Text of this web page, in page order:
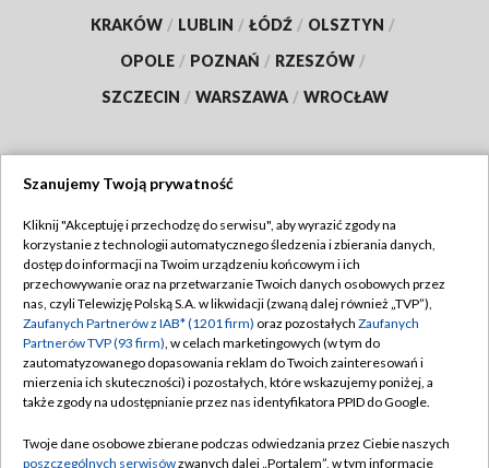
KRAKÓW / LUBLIN / ŁÓDŹ / OLSZTYN /
OPOLE / POZNAŃ / RZESZÓW /
SZCZECIN / WARSZAWA / WROCŁAW
TVP
Abonament TVP
Emisja w TVP
Centrum informacji TVP
Naziemna Telewizja Cyfrowa
Rada Programowa
Regulamin TVP
Polityka prywatności
Moje zgody
Pomoc
Szanujemy Twoją prywatność
Kliknij "Akceptuję i przechodzę do serwisu", aby wyrazić zgody na
korzystanie z technologii automatycznego śledzenia i zbierania danych,
dostęp do informacji na Twoim urządzeniu końcowym i ich
przechowywanie oraz na przetwarzanie Twoich danych osobowych przez
nas, czyli Telewizję Polską S.A. w likwidacji (zwaną dalej również „TVP”),
Zaufanych Partnerów z IAB* (1201 firm) oraz pozostałych Zaufanych
Partnerów TVP (93 firm), w celach marketingowych (w tym do
zautomatyzowanego dopasowania reklam do Twoich zainteresowań i
mierzenia ich skuteczności) i pozostałych, które wskazujemy poniżej, a
także zgody na udostępnianie przez nas identyfikatora PPID do Google.
Twoje dane osobowe zbierane podczas odwiedzania przez Ciebie naszych
poszczególnych serwisówzwanych dalej „Portalem”, w tym informacje